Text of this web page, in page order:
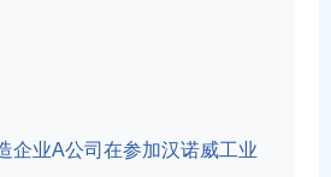
企业A公司在参加汉诺威工业